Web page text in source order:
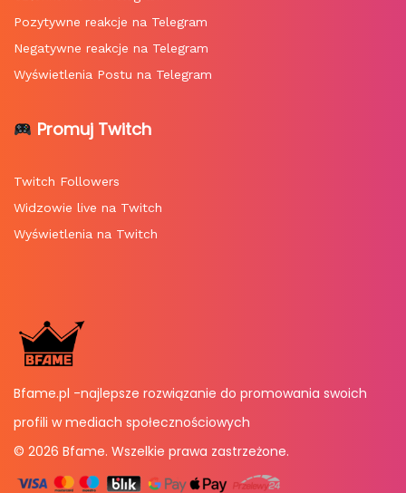
Pozytywne reakcje na Telegram
Negatywne reakcje na Telegram
Wyświetlenia Postu na Telegram
Promuj Twitch
Twitch Followers
Widzowie live na Twitch
Wyświetlenia na Twitch
Bfame.pl -najlepsze rozwiązanie do promowania swoich
profili w mediach społecznościowych
© 2026 Bfame. Wszelkie prawa zastrzeżone.